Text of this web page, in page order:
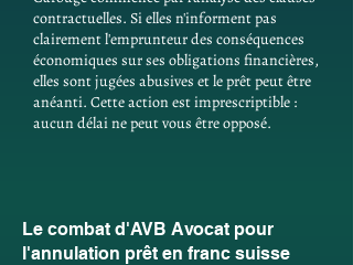
contractuelles. Si elles n'informent pas
clairement l'emprunteur des conséquences
économiques sur ses obligations financières,
elles sont jugées abusives et le prêt peut être
anéanti. Cette action est imprescriptible :
aucun délai ne peut vous être opposé.
Le combat d'AVB Avocat pour
l'annulation prêt en franc suisse